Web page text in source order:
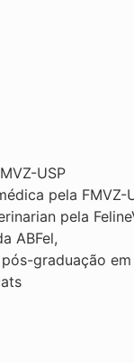
USP
pela FMVZ-
pela
ABFel,
graduação